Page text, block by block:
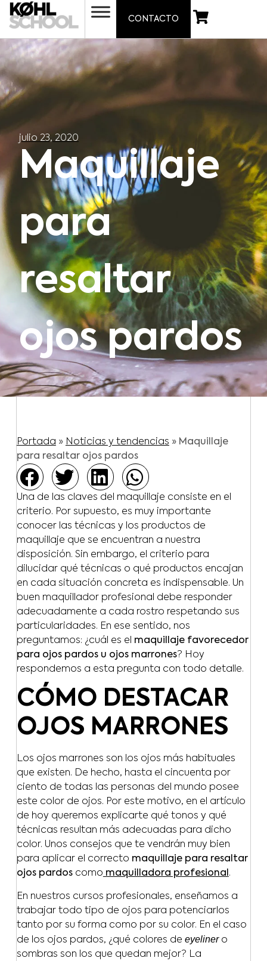
CONTACTO
julio 23, 2020
Maquillaje
para
resaltar
ojos pardos
Portada » Noticias y tendencias » Maquillaje
para resaltar ojos pardos
Una de las claves del maquillaje consiste en el
criterio. Por supuesto, es muy importante
conocer las técnicas y los productos de
maquillaje que se encuentran a nuestra
disposición. Sin embargo, el criterio para
dilucidar qué técnicas o qué productos encajan
en cada situación concreta es indispensable. Un
buen maquillador profesional debe responder
adecuadamente a cada rostro respetando sus
particularidades. En ese sentido, nos
preguntamos: ¿cuál es el maquillaje favorecedor
para ojos pardos u ojos marrones? Hoy
respondemos a esta pregunta con todo detalle.
CÓMO DESTACAR
OJOS MARRONES
Los ojos marrones son los ojos más habituales
que existen. De hecho, hasta el cincuenta por
ciento de todas las personas del mundo posee
este color de ojos. Por este motivo, en el artículo
de hoy queremos explicarte qué tonos y qué
técnicas resultan más adecuadas para dicho
color. Unos consejos que te vendrán muy bien
para aplicar el correcto maquillaje para resaltar
ojos pardos como maquilladora profesional.
En nuestros cursos profesionales, enseñamos a
trabajar todo tipo de ojos para potenciarlos
tanto por su forma como por su color. En el caso
de los ojos pardos, ¿qué colores de eyelinero
sombras son los que quedan mejor? La